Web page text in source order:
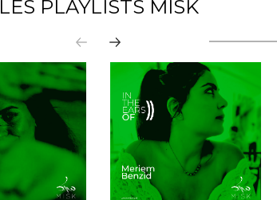
LES PLAYLISTS MISK